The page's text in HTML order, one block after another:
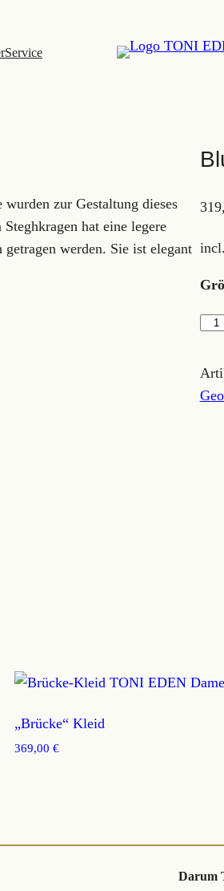
Service
mit
zur Gestaltung dieses
hat eine legere
werden. Sie ist elegant
„Brücke“ Kleid
369,00 €
Darum